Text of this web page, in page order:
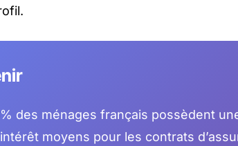
des ménages français possèdent
moyens pour les contrats